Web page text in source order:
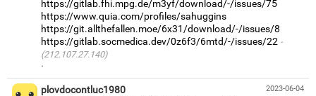
https://gitlab.fhi.mpg.de/m3yf/download/-/issues/75
https://www.quia.com/profiles/sahuggins
https://git.allthefallen.moe/6x31/download/-/issues/8
https://gitlab.socmedica.dev/0z6f3/6mtd/-/issues/22
(212.107.27.140)
·
2023-06-04
plovdocontluc1980